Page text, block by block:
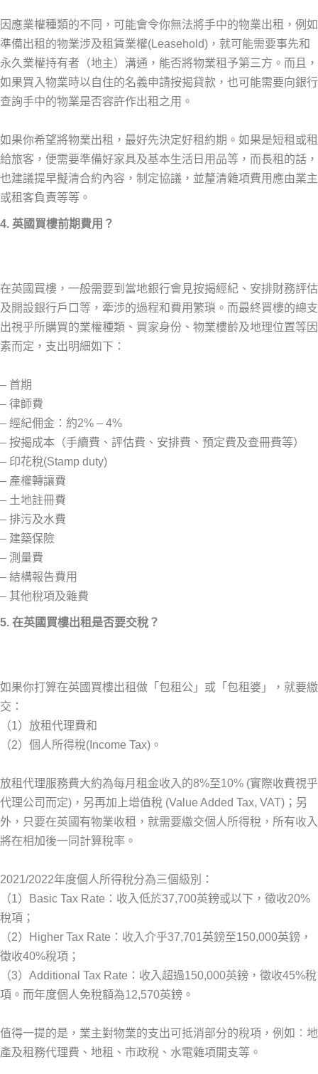
因應業權種類的不同，可能會令你無法將手中的物業出租，例如
準備出租的物業涉及租賃業權(Leasehold)，就可能需要事先和
永久業權持有者（地主）溝通，能否將物業租予第三方。而且，
如果買入物業時以自住的名義申請按揭貸款，也可能需要向銀行
查詢手中的物業是否容許作出租之用。
如果你希望將物業出租，最好先決定好租約期。如果是短租或租
給旅客，便需要準備好家具及基本生活日用品等，而長租的話，
也建議提早擬清合約內容，制定協議，並釐清雜項費用應由業主
或租客負責等等。
4. 英國買樓前期費用？
在英國買樓，一般需要到當地銀行會見按揭經紀、安排財務評估
及開設銀行戶口等，牽涉的過程和費用繁瑣。而最終買樓的總支
出視乎所購買的業權種類、買家身份、物業樓齡及地理位置等因
素而定，支出明細如下：
– 首期
– 律師費
– 經紀佣金：約2% – 4%
– 按揭成本（手續費、評估費、安排費、預定費及查冊費等）
– 印花稅(Stamp duty)
– 產權轉讓費
– 土地註冊費
– 排污及水費
– 建築保險
– 測量費
– 結構報告費用
– 其他稅項及雜費
5. 在英國買樓出租是否要交稅？
如果你打算在英國買樓出租做「包租公」或「包租婆」，就要繳
交：
（1）放租代理費和
（2）個人所得稅(Income Tax)。
放租代理服務費大約為每月租金收入的8%至10% (實際收費視乎
代理公司而定)，另再加上增值稅 (Value Added Tax, VAT)；另
外，只要在英國有物業收租，就需要繳交個人所得稅，所有收入
將在相加後一同計算稅率。
2021/2022年度個人所得稅分為三個級別：
（1）Basic Tax Rate：收入低於37,700英鎊或以下，徵收20%
稅項；
（2）Higher Tax Rate：收入介乎37,701英鎊至150,000英鎊，
徵收40%稅項；
（3）Additional Tax Rate：收入超過150,000英鎊，徵收45%稅
項。而年度個人免稅額為12,570英鎊。
值得一提的是，業主對物業的支出可抵消部分的稅項，例如︰地
產及租務代理費、地租、市政稅、水電雜項開支等。